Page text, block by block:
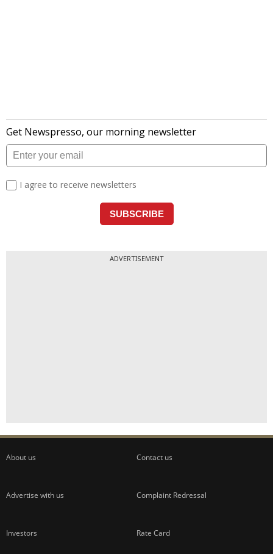
ADVERTISEMENT
About us Contact us
Advertise with us Complaint Redressal
Investors Rate Card